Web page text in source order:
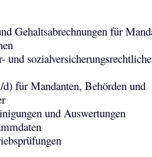
Gehaltsabrechnungen für
und
für Mandanten, Behörden und
und Auswertungen